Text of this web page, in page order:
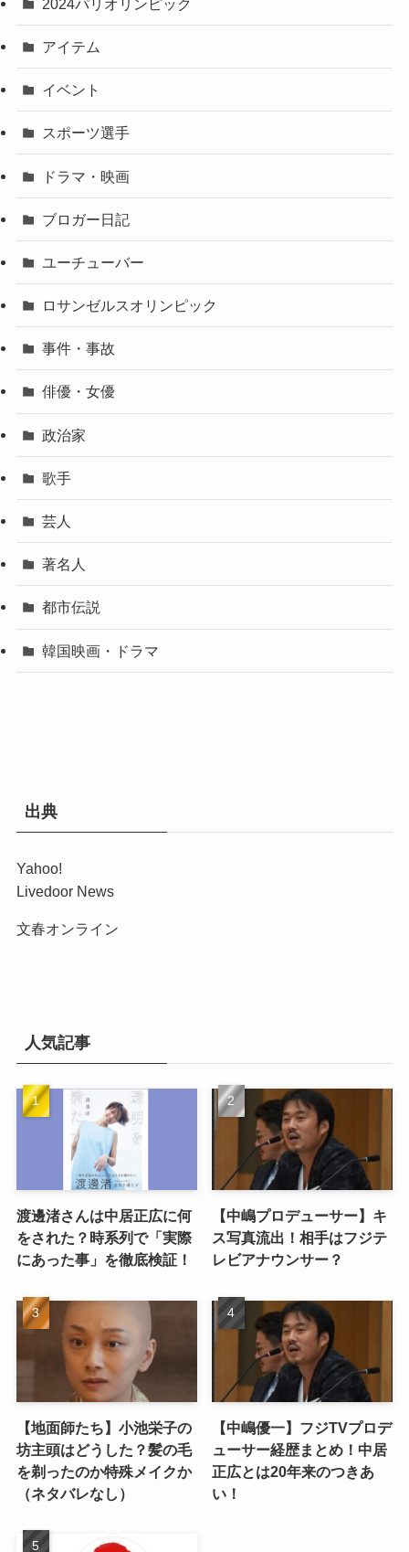
2024パリオリンピック
アイテム
イベント
スポーツ選手
ドラマ・映画
ブロガー日記
ユーチューバー
ロサンゼルスオリンピック
事件・事故
俳優・女優
政治家
歌手
芸人
著名人
都市伝説
韓国映画・ドラマ
出典
Yahoo!
Livedoor News
文春オンライン
人気記事
渡邊渚さんは中居正広に何
をされた？時系列で「実際
にあった事」を徹底検証！
【中嶋プロデューサー】キ
ス写真流出！相手はフジテ
レビアナウンサー？
【地面師たち】小池栄子の
坊主頭はどうした？髪の毛
を剃ったのか特殊メイクか
（ネタバレなし）
【中嶋優一】フジTVプロデ
ューサー経歴まとめ！中居
正広とは20年来のつきあ
い！